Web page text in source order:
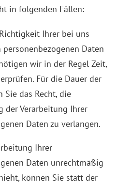
in folgenden Fällen:
Ihrer bei uns
Daten
wir in der Regel Zeit,
Für die Dauer der
Sie das Recht, die
der Verarbeitung Ihrer
Daten zu verlangen.
Ihrer
Daten unrechtmäßig
können Sie statt der